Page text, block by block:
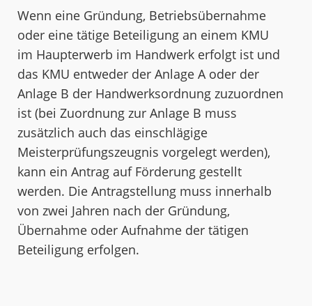
Wenn eine Gründung, Betriebsübernahme
oder eine tätige Beteiligung an einem KMU
im Haupterwerb im Handwerk erfolgt ist und
das KMU entweder der Anlage A oder der
Anlage B der Handwerksordnung zuzuordnen
ist (bei Zuordnung zur Anlage B muss
zusätzlich auch das einschlägige
Meisterprüfungszeugnis vorgelegt werden),
kann ein Antrag auf Förderung gestellt
werden. Die Antragstellung muss innerhalb
von zwei Jahren nach der Gründung,
Übernahme oder Aufnahme der tätigen
Beteiligung erfolgen.